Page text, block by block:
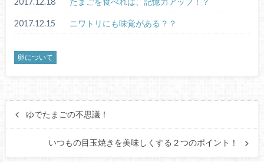
2017.12.15 ニワトリにも味覚がある？？
卵について
ゆでたまごの不思議！
いつもの目玉焼きを美味しくする２つのポイント！